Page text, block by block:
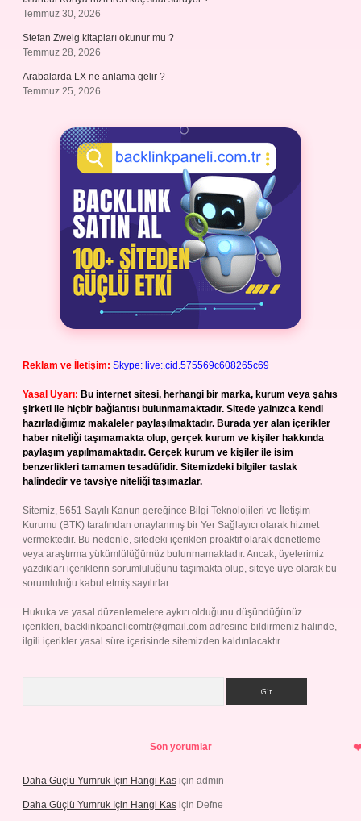
Temmuz 30, 2026
Stefan Zweig kitapları okunur mu ?
Temmuz 28, 2026
Arabalarda LX ne anlama gelir ?
Temmuz 25, 2026
Reklam ve İletişim: Skype: live:.cid.575569c608265c69
Yasal Uyarı: Bu internet sitesi, herhangi bir marka, kurum veya şahıs
şirketi ile hiçbir bağlantısı bulunmamaktadır. Sitede yalnızca kendi
hazırladığımız makaleler paylaşılmaktadır. Burada yer alan içerikler
haber niteliği taşımamakta olup, gerçek kurum ve kişiler hakkında
paylaşım yapılmamaktadır. Gerçek kurum ve kişiler ile isim
benzerlikleri tamamen tesadüfidir. Sitemizdeki bilgiler taslak
halindedir ve tavsiye niteliği taşımazlar.
Sitemiz, 5651 Sayılı Kanun gereğince Bilgi Teknolojileri ve İletişim
Kurumu (BTK) tarafından onaylanmış bir Yer Sağlayıcı olarak hizmet
vermektedir. Bu nedenle, sitedeki içerikleri proaktif olarak denetleme
veya araştırma yükümlülüğümüz bulunmamaktadır. Ancak, üyelerimiz
yazdıkları içeriklerin sorumluluğunu taşımakta olup, siteye üye olarak bu
sorumluluğu kabul etmiş sayılırlar.
Hukuka ve yasal düzenlemelere aykırı olduğunu düşündüğünüz
içerikleri, backlinkpanelicomtr@gmail.com adresine bildirmeniz halinde,
ilgili içerikler yasal süre içerisinde sitemizden kaldırılacaktır.
Son yorumlar
Daha Güçlü Yumruk Için Hangi Kas için admin
Daha Güçlü Yumruk Için Hangi Kas için Defne